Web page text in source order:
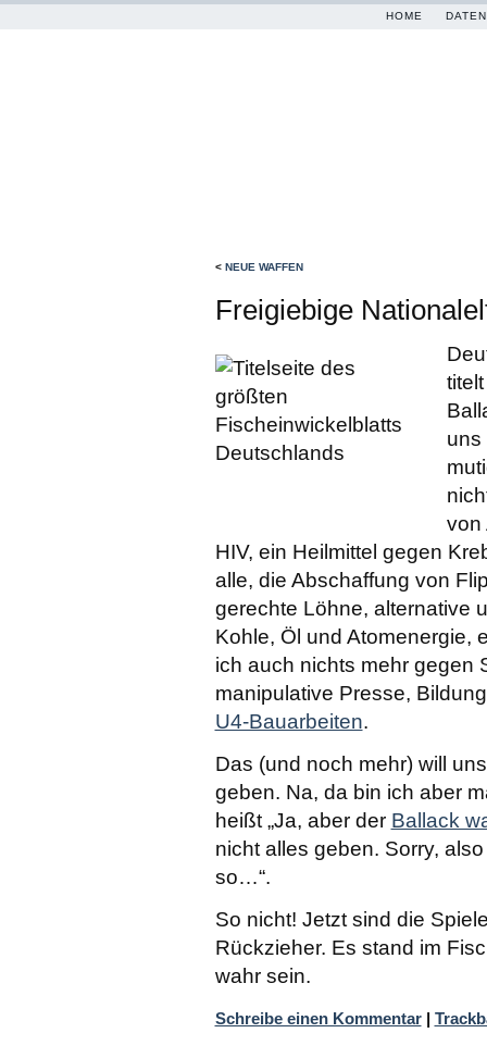
HOME
< NEUE WAFFEN
Freigiebige
uns
von
HIV, ein Heilmittel gegen
alle, die Abschaffung von
gerechte Löhne, alternative
Kohle, Öl und Atomenergie,
ich auch nichts mehr gegen
manipulative Presse,
U4-Bauarbeiten.
Das (und noch mehr) will
geben. Na, da bin ich aber
heißt „Ja, aber der Ballack
nicht alles geben. Sorry,
so…“.
So nicht! Jetzt sind die
Rückzieher. Es stand im
wahr sein.
Schreibe einen Kommentar |